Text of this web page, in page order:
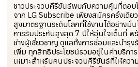
ชาวประจวบคีรีขันธ์พบกับความคุ้มที่ตอบ
จาก LG Subscribe เพียงสมัครครั้งเดี
สูงมาตรฐานระดับโลกที่ใช้งานได้อย่างมั่
การรับประกันสูงสุด 7 ปีให้อุ่นใจเต็มที่ พ
ช่างผู้เชี่ยวชาญ ดูแลทั้งการซ่อมและบำรุง
เพิ่ม ทุกสิทธิประโยชน์รวมอยู่ในค่าบริกา
เหมาะสำหรับคนประจวบคีรีขันธ์ที่ให้ค